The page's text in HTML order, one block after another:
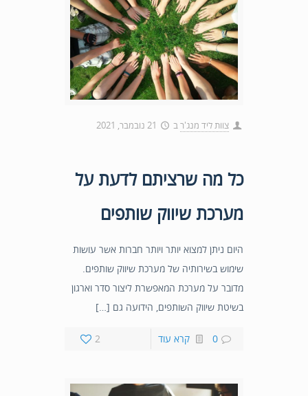
צוות ליד מנג'רב 21 נובמבר, 2021
כל מה שרציתם לדעת על
מערכת שיווק שותפים
היום ניתן למצוא יותר ויותר חברות אשר עושות
שימוש בשירותיה של מערכת שיווק שותפים.
מדובר על מערכת המאפשרת ליצור סדר וארגון
בשיטת שיווק השותפים, הידועה גם […]
2 0 קרא עוד